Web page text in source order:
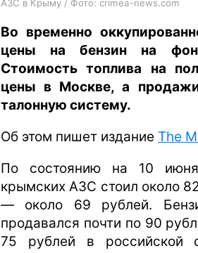
АЗС в Крыму / Фото: crimea-news.com
Во временно
цены на бензин на
Стоимость топлива на
цены в Москве, а
талонную систему.
Об этом пишет издание The
По состоянию на 10
крымских АЗС стоил около
— около 69 рублей.
продавался почти по 90
75 рублей в российской